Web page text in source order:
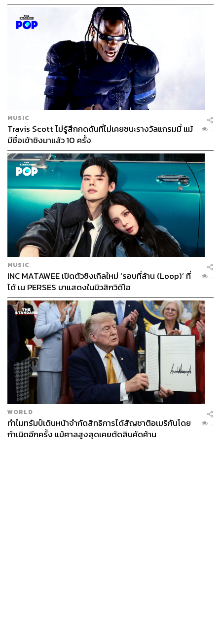
Sensory of Plara
ในวงการอาหารโลก ‘ปลาร้า’ เริ่มกลายเป็นที่สนใจของเชฟ
ชาวต่างชาติ ด้วยเป็นของหมักดองที่มีประโยชน์ มี
ประวัติศาสตร์ยาวนาน และฝังรากลึกในวิถีชีวิตชาวอีสาน
แล้วถ้าเชฟเหล่านั้นต้องนำมาทำอาหารล่ะ พวกเขาจะนำไป
ใช้ในรูปแบบใดได้บ้าง เซ็กชันนี้เราพาเหล่านักชิมไปลิ้มลอง
รสชาติพิเศษของปลาร้าจากรสมือเชฟระดับโลกที่ผ่านเทคนิค
การปรุงอาหารของชาติต่างๆ ว่าจะเพิ่มคุณค่าและความโดด
เด่นให้กับปลาร้าบ้านเราอย่างไรบ้าง ท่ามกลางวิวสวยๆ จาก
ตึกที่สูงที่สุดในเมืองขอนแก่น
Date:27 ธันวาคม 2567
Time:17.30-20.00 และ 19.30-22.00 น.
MUSIC
Travis Scott ไม่รู้สึกกดดันที่ไม่เคยชนะรางวัลแกรมมี่ แม้
มีชื่อเข้าชิงมาแล้ว 10 ครั้ง
...
MUSIC
INC MATAWEE เปิดตัวซิงเกิลใหม่ ‘รอบที่ล้าน (Loop)’ ที่
ได้ เน PERSES มาแสดงในมิวสิกวิดีโอ
...
WORLD
ทำไมทรัมป์เดินหน้าจำกัดสิทธิการได้สัญชาติอเมริกันโดย
กำเนิดอีกครั้ง แม้ศาลสูงสุดเคยตัดสินคัดค้าน
...